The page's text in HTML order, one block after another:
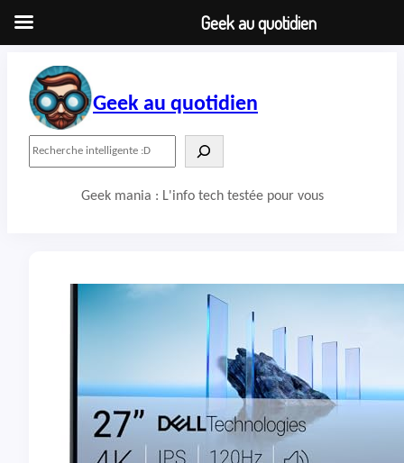
contenu
Geek au quotidien
Geek mania : L'info tech testée pour vous
Geek au quotidien